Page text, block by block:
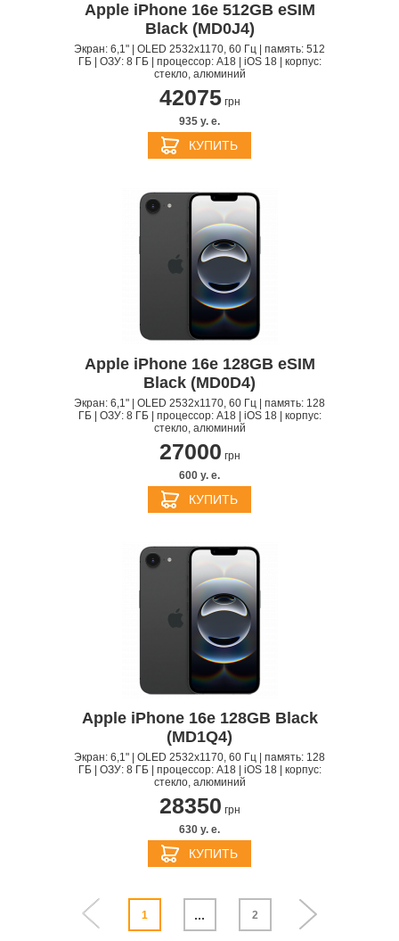
Apple iPhone 16e 512GB eSIM
Black (MD0J4)
Экран: 6,1" | OLED 2532x1170, 60 Гц | память: 512
ГБ | ОЗУ: 8 ГБ | процессор: A18 | iOS 18 | корпус:
стекло, алюминий
42075грн
935 y. e.
КУПИТЬ
Apple iPhone 16e 128GB eSIM
Black (MD0D4)
Экран: 6,1" | OLED 2532x1170, 60 Гц | память: 128
ГБ | ОЗУ: 8 ГБ | процессор: A18 | iOS 18 | корпус:
стекло, алюминий
27000 грн
600 y. e.
КУПИТЬ
Apple iPhone 16e 128GB Black
(MD1Q4)
Экран: 6,1" | OLED 2532x1170, 60 Гц | память: 128
ГБ | ОЗУ: 8 ГБ | процессор: A18 | iOS 18 | корпус:
стекло, алюминий
28350 грн
630 y. e.
КУПИТЬ
1 ... 2